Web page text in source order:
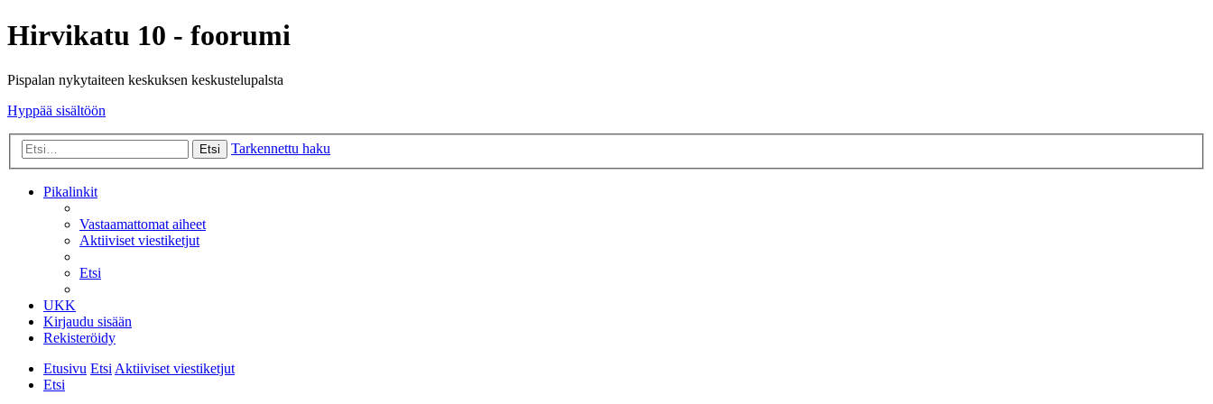
Hirvikatu 10 - foorumi
Pispalan nykytaiteen keskuksen keskustelupalsta
Hyppää sisältöön
Etsi Tarkennettu haku
Pikalinkit
Vastaamattomat aiheet
Aktiiviset viestiketjut
Etsi
UKK
Kirjaudu sisään
Rekisteröidy
Etusivu EtsiAktiiviset viestiketjut
Etsi